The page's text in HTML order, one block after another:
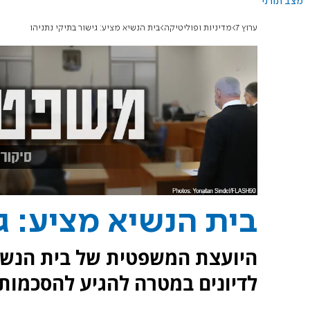
ערוץ 7 מדיניות ופוליטיקה בית הנשיא מציע: גישור בתיקי נתניהו
בית הנשיא מציע:
היועצת המשפטית של בית
לדיונים במטרה להגיע